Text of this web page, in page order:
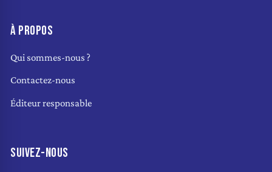
À PROPOS
Qui sommes-nous ?
Contactez-nous
Éditeur responsable
SUIVEZ-NOUS